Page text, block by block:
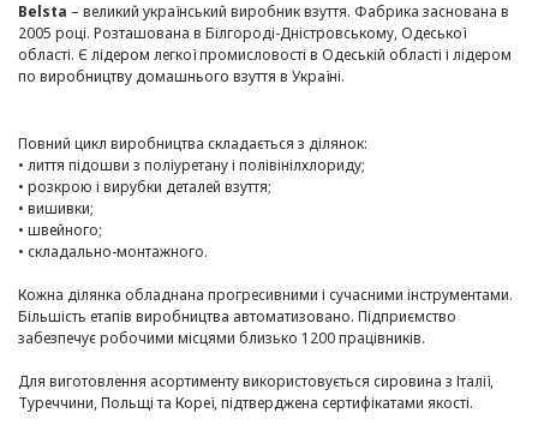
Belsta – великий український виробник взуття. Фабрика заснована в
2005 році. Розташована в Білгороді-Дністровському, Одеської
області. Є лідером легкої промисловості в Одеській області і лідером
по виробництву домашнього взуття в Україні.
Повний цикл виробництва складається з ділянок:
• лиття підошви з поліуретану і полівінілхлориду;
• розкрою і вирубки деталей взуття;
• вишивки;
• швейного;
• складально-монтажного.
Кожна ділянка обладнана прогресивними і сучасними інструментами.
Більшість етапів виробництва автоматизовано. Підприємство
забезпечує робочими місцями близько 1200 працівників.
Для виготовлення асортименту використовується сировина з Італії,
Туреччини, Польщі та Кореї, підтверджена сертифікатами якості.